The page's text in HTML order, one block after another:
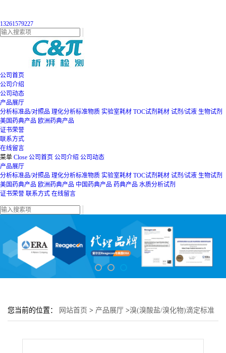
13261579227
公司首页
公司介绍
公司动态
产品展厅
分析标准品/对照品 理化分析标准物质 实验室耗材 TOC试剂耗材 试剂/试液 生物试剂
美国药典产品 欧洲药典产品
证书荣誉
联系方式
在线留言
菜单 Close 公司首页 公司介绍 公司动态
产品展厅
分析标准品/对照品 理化分析标准物质 实验室耗材 TOC试剂耗材 试剂/试液 生物试剂
美国药典产品 欧洲药典产品 中国药典产品 药典产品 水质分析试剂
证书荣誉 联系方式 在线留言
您当前的位置： 网站首页 > 产品展厅 >溴(溴酸盐/溴化物)滴定标准